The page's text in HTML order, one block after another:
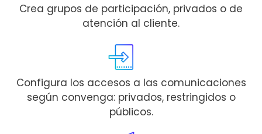
Crea grupos de participación, privados o de
atención al cliente.
Configura los accesos a las comunicaciones
según convenga: privados, restringidos o
públicos.